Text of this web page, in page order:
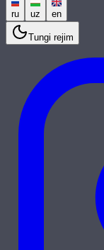
ru uz en
Tungi rejim